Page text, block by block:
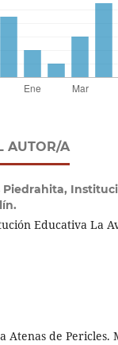
AUTOR/A
Piedrahita,
Educativa La
Atenas de